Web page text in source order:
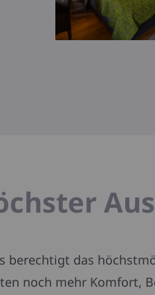
berechtigt das
noch mehr Komfort,